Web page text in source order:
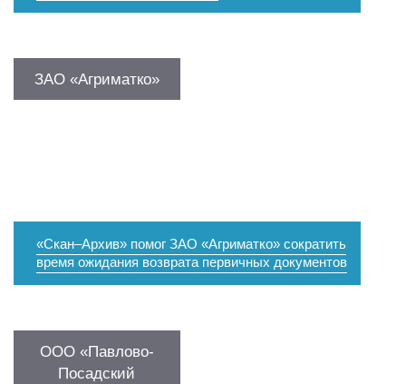
ЗАО «Агриматко»
«Скан–Архив» помог ЗАО «Агриматко» сократить
время ожидания возврата первичных документов
ООО «Павлово-
Посадский